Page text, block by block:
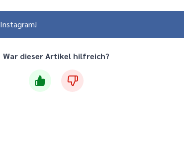
Instagram
War dieser Artikel hilfreich?